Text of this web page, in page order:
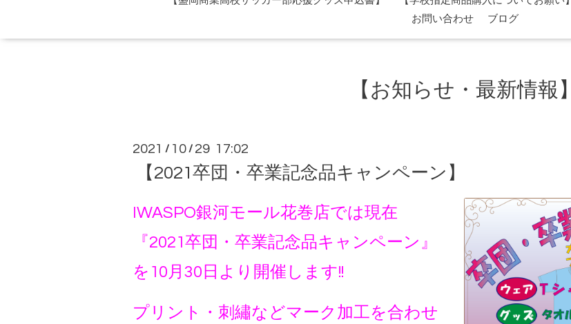
お問い合わせ
ブログ
【お知らせ・最新情報】
2021 / 10 / 29 17:02
【2021卒団・卒業記念品キャンペーン】
IWASPO銀河モール花巻店では現在
『2021卒団・卒業記念品キャンペーン』
を10月30日より開催します!!
プリント・刺繡などマーク加工を合わせ